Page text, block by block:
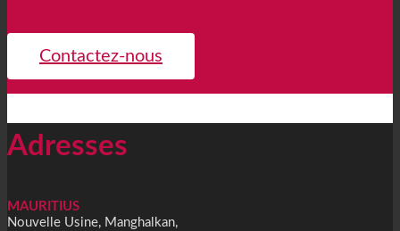
Contactez-nous
Adresses
MAURITIUS
Nouvelle Usine, Manghalkan,